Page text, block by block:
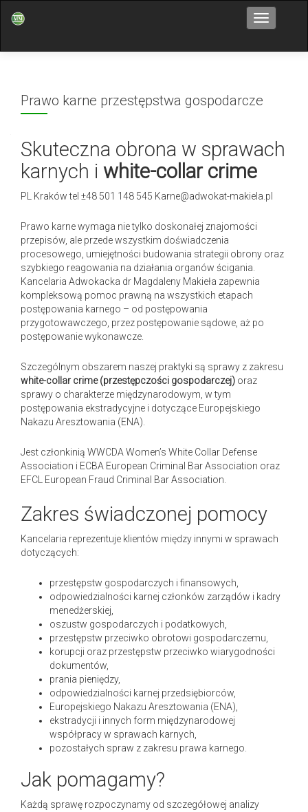
Przełącz
Prawo karne przestępstwa gospodarcze
Skuteczna obrona w sprawach
karnych i white-collar crime
PL Kraków tel ±48 501 148 545 Karne@adwokat-makiela.pl
Prawo karne wymaga nie tylko doskonałej znajomości
przepisów, ale przede wszystkim doświadczenia
procesowego, umiejętności budowania strategii obrony oraz
szybkiego reagowania na działania organów ścigania.
Kancelaria Adwokacka dr Magdaleny Makieła zapewnia
kompleksową pomoc prawną na wszystkich etapach
postępowania karnego – od postępowania
przygotowawczego, przez postępowanie sądowe, aż po
postępowanie wykonawcze.
Szczególnym obszarem naszej praktyki są sprawy z zakresu
white-collar crime (przestępczości gospodarczej) oraz
sprawy o charakterze międzynarodowym, w tym
postępowania ekstradycyjne i dotyczące Europejskiego
Nakazu Aresztowania (ENA).
Jest członkinią WWCDA Women’s White Collar Defense
Association i ECBA European Criminal Bar Association oraz
EFCL European Fraud Criminal Bar Association.
Zakres świadczonej pomocy
Kancelaria reprezentuje klientów między innymi w sprawach
dotyczących:
przestępstw gospodarczych i finansowych,
odpowiedzialności karnej członków zarządów i kadry
menedżerskiej,
oszustw gospodarczych i podatkowych,
przestępstw przeciwko obrotowi gospodarczemu,
korupcji oraz przestępstw przeciwko wiarygodności
dokumentów,
prania pieniędzy,
odpowiedzialności karnej przedsiębiorców,
Europejskiego Nakazu Aresztowania (ENA),
ekstradycji i innych form międzynarodowej
współpracy w sprawach karnych,
pozostałych spraw z zakresu prawa karnego.
Jak pomagamy?
Każdą sprawę rozpoczynamy od szczegółowej analizy